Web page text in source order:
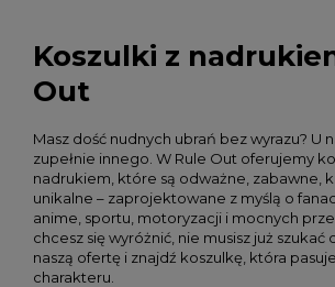
Koszulki z
Out
Masz dość nudnych ubrań bez wyrazu? U
zupełnie innego. W Rule Out oferujemy
nadrukiem, które są odważne, zabawne,
unikalne – zaprojektowane z myślą o
anime, sportu, motoryzacji i mocnych
chcesz się wyróżnić, nie musisz już szukać
naszą ofertę i znajdź koszulkę, która
charakteru.